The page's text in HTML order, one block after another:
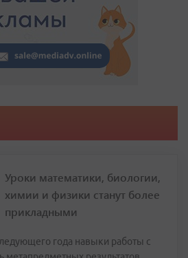
Уроки математики, биологии,
химии и физики станут более
прикладными
года навыки работы с